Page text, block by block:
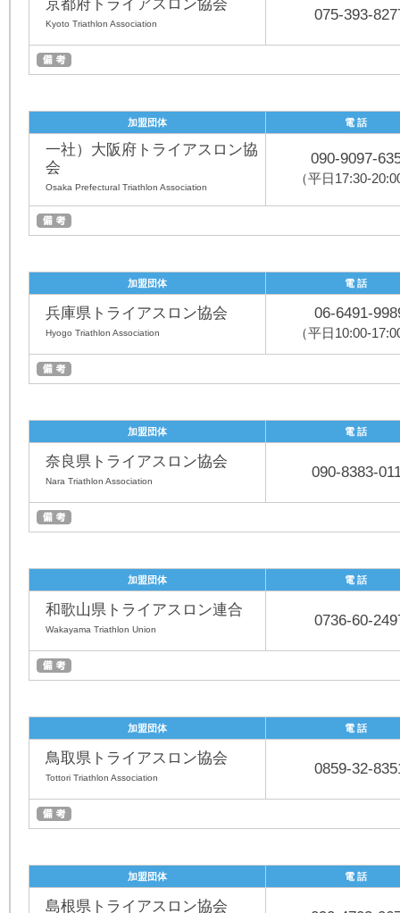
京都府トライアスロン協会
Kyoto Triathlon Association
075-393-
加盟団体 電 話
一社）大阪府トライアスロン協
会
Osaka Prefectural Triathlon Association
090-9097-
（平日17:30-
加盟団体 電 話
兵庫県トライアスロン協会
Hyogo Triathlon Association
06-6491-
（平日10:00-
加盟団体 電 話
奈良県トライアスロン協会
Nara Triathlon Association
090-8383-
加盟団体 電 話
和歌山県トライアスロン連合
Wakayama Triathlon Union
0736-60-
加盟団体 電 話
鳥取県トライアスロン協会
Tottori Triathlon Association
0859-32-
加盟団体 電 話
島根県トライアスロン協会